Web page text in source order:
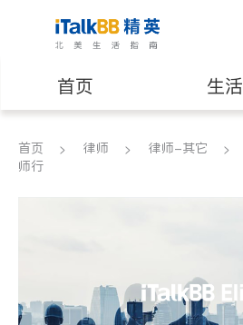
首页 生活
医生 律师
建筑装修
首页 律师 律师-其它
师行